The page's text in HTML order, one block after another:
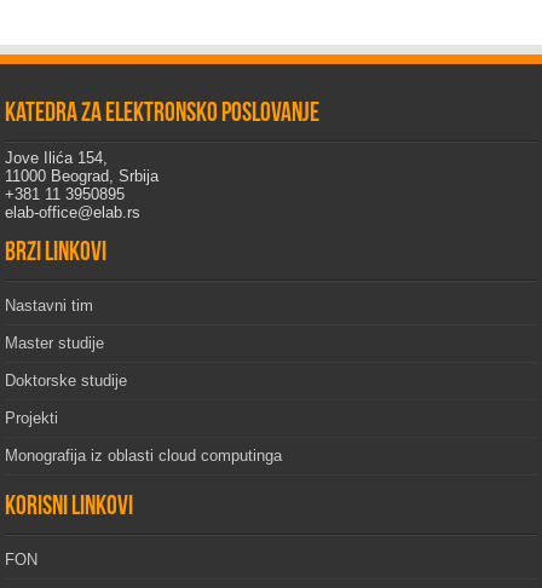
Katedra za elektronsko poslovanje
Jove Ilića 154,
11000 Beograd, Srbija
+381 11 3950895
elab-office@elab.rs
Brzi linkovi
Nastavni tim
Master studije
Doktorske studije
Projekti
Monografija iz oblasti cloud computinga
Korisni linkovi
FON